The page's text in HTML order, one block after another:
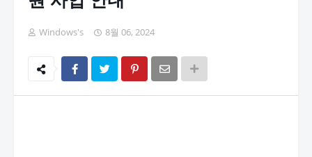
Windows's 8월 06, 2024